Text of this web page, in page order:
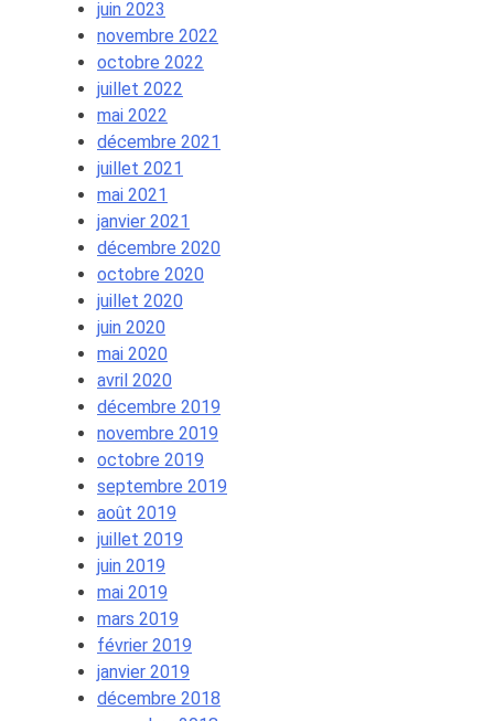
juin 2023
novembre 2022
octobre 2022
juillet 2022
mai 2022
décembre 2021
juillet 2021
mai 2021
janvier 2021
décembre 2020
octobre 2020
juillet 2020
juin 2020
mai 2020
avril 2020
décembre 2019
novembre 2019
octobre 2019
septembre 2019
août 2019
juillet 2019
juin 2019
mai 2019
mars 2019
février 2019
janvier 2019
décembre 2018